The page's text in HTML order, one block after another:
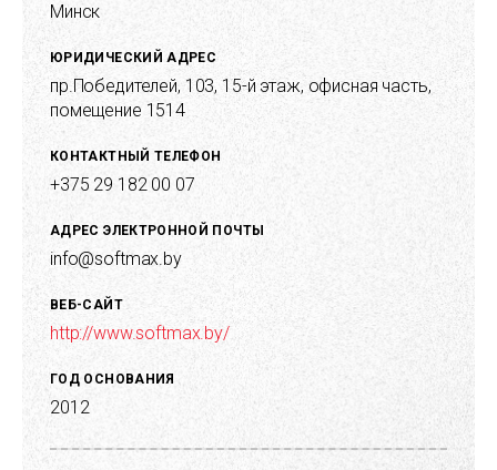
Минск
ЮРИДИЧЕСКИЙ АДРЕС
пр.Победителей, 103, 15-й этаж, офисная часть,
помещение 1514
КОНТАКТНЫЙ ТЕЛЕФОН
+375 29 182 00 07
АДРЕС ЭЛЕКТРОННОЙ ПОЧТЫ
info@softmax.by
ВЕБ-САЙТ
http://www.softmax.by/
ГОД ОСНОВАНИЯ
2012